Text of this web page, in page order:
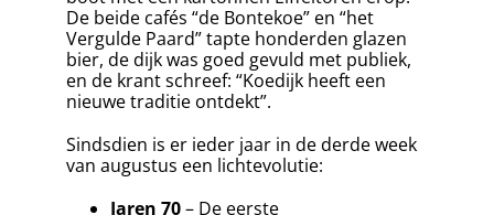
De beide cafés “de Bontekoe” en “het
Vergulde Paard” tapte honderden glazen
bier, de dijk was goed gevuld met publiek,
en de krant schreef: “Koedijk heeft een
nieuwe traditie ontdekt”.
Sindsdien is er ieder jaar in de derde week
van augustus een lichtevolutie:
Jaren 70– De eerste